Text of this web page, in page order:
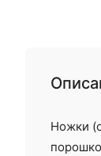
Ножки